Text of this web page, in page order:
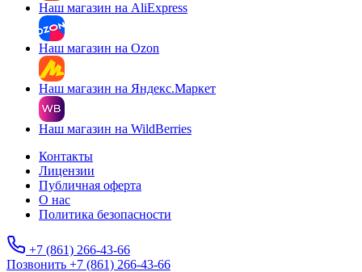
Наш магазин на AliExpress
Наш магазин на Ozon
Наш магазин на Яндекс.Маркет
Наш магазин на WildBerries
Контакты
Лицензии
Публичная оферта
О нас
Политика безопасности
+7 (861) 266-43-66
Позвонить +7 (861) 266-43-66